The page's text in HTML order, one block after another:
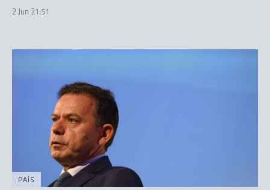
2 Jun 21:51
PAÍS